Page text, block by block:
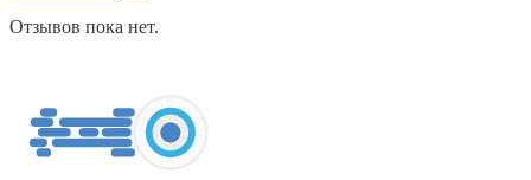
Отзывов пока нет.